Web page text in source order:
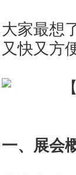
大家最想
又快又方
一、展会